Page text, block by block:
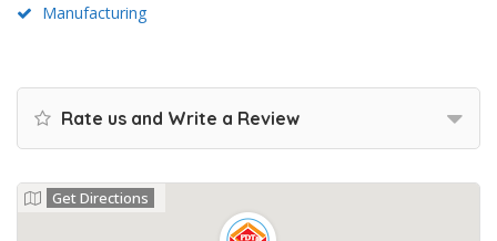
Manufacturing
Rate us and Write a Review
Get Directions